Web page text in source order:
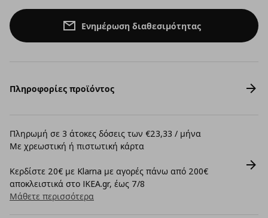
Ενημέρωση διαθεσιμότητας
Πληροφορίες προϊόντος
Πληρωμή σε 3 άτοκες δόσεις των €23,33 / μήνα
Με χρεωστική ή πιστωτική κάρτα
Κερδίστε 20€ με Klarna με αγορές πάνω από 200€
αποκλειστικά στο IKEA.gr, έως 7/8
Μάθετε περισσότερα